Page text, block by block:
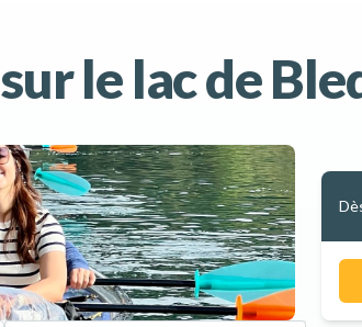
le lac de